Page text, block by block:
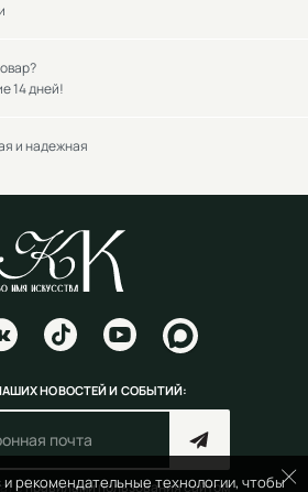
рекомендательные технологии, чтобы
14 дней!
и надежная
НОВОСТЕЙ И СОБЫТИЙ:
справилами пользования сайтом